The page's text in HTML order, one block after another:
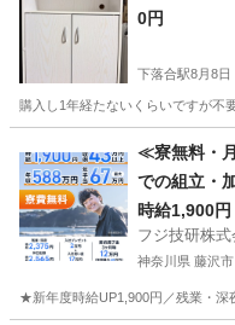
0円
下落合駅8月8日
購入し1年経たないくらいですが不
下落合駅
≪寮無料・
での組立・
時給1,900円
フジ技研株
神奈川県 藤沢市
★新年度時給UP1,900円／残業・